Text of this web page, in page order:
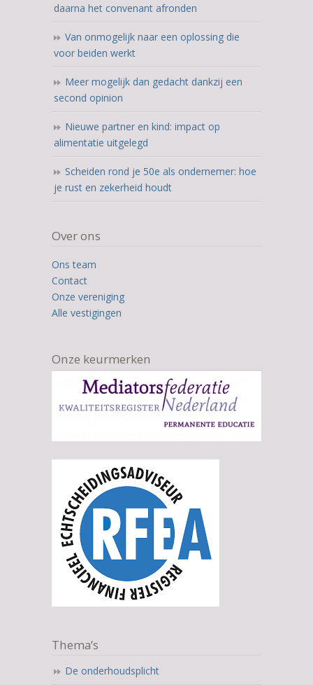
daarna het convenant afronden
Van onmogelijk naar een oplossing die
voor beiden werkt
Meer mogelijk dan gedacht dankzij een
second opinion
Nieuwe partner en kind: impact op
alimentatie uitgelegd
Scheiden rond je 50e als ondernemer: hoe
je rust en zekerheid houdt
Over ons
Ons team
Contact
Onze vereniging
Alle vestigingen
Onze keurmerken
Thema’s
De onderhoudsplicht